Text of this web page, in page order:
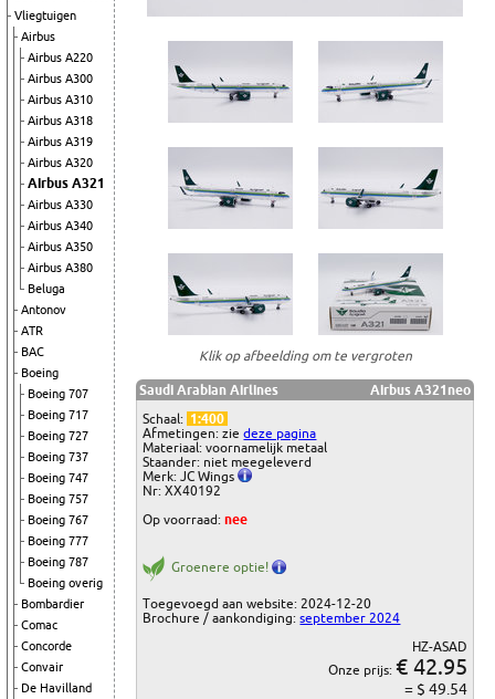
Vliegtuigen
Airbus
Airbus A220
Airbus A300
Airbus A310
Airbus A318
Airbus A319
Airbus A320
Airbus A321
Airbus A330
Airbus A340
Airbus A350
Airbus A380
Beluga
Antonov
ATR
BAC
Boeing
Boeing 707
Boeing 717
Boeing 727
Boeing 737
Boeing 747
Boeing 757
Boeing 767
Boeing 777
Boeing 787
Boeing overig
Bombardier
Comac
Concorde
Convair
De Havilland
Klik op afbeelding om te vergroten
Saudi Arabian Airlines
Airbus A321neo
Schaal: 1:400
Afmetingen: ziedeze pagina
Materiaal: voornamelijk metaal
Staander: niet meegeleverd
Merk: JC Wings
Nr: XX40192
Op voorraad:nee
Groenere optie!
Toegevoegd aan website: 2024-12-20
Brochure / aankondiging:september 2024
HZ-ASAD
Onze prijs: € 42.95
= $ 49.54